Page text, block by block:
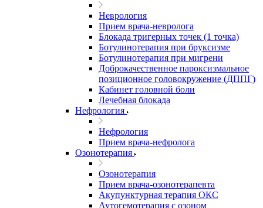
Неврология
Прием врача-невролога
Блокада тригерных точек (1 точка)
Ботулинотерапия при бруксизме
Ботулинотерапия при мигрени
Доброкачественное пароксизмальное
позиционное головокружение (ДППГ)
Кабинет головной боли
Лечебная блокада
Нефрология
Нефрология
Прием врача-нефролога
Озонотерапия
Озонотерапия
Прием врача-озонотерапевта
Акупунктурная терапия ОКС
Аутогемотерапия с озоном